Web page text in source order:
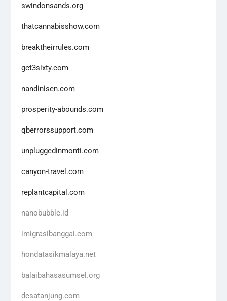
swindonsands.org
thatcannabisshow.com
breaktheirrules.com
get3sixty.com
nandinisen.com
prosperity-abounds.com
qberrorssupport.com
unpluggedinmonti.com
canyon-travel.com
replantcapital.com
nanobubble.id
imigrasibanggai.com
hondatasikmalaya.net
balaibahasasumsel.org
desatanjung.com